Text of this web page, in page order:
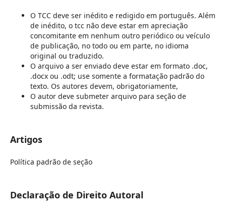
O TCC deve ser inédito e redigido em português. Além
de inédito, o tcc não deve estar em apreciação
concomitante em nenhum outro periódico ou veículo
de publicação, no todo ou em parte, no idioma
original ou traduzido.
O arquivo a ser enviado deve estar em formato .doc,
.docx ou .odt; use somente a formatação padrão do
texto. Os autores devem, obrigatoriamente,
O autor deve submeter arquivo para seção de
submissão da revista.
Artigos
Política padrão de seção
Declaração de Direito Autoral